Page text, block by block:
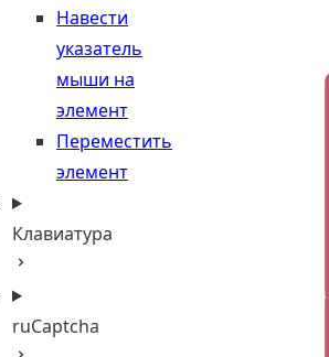
Навести
указатель
мыши на
элемент
Переместить
элемент
Клавиатура
ruCaptcha